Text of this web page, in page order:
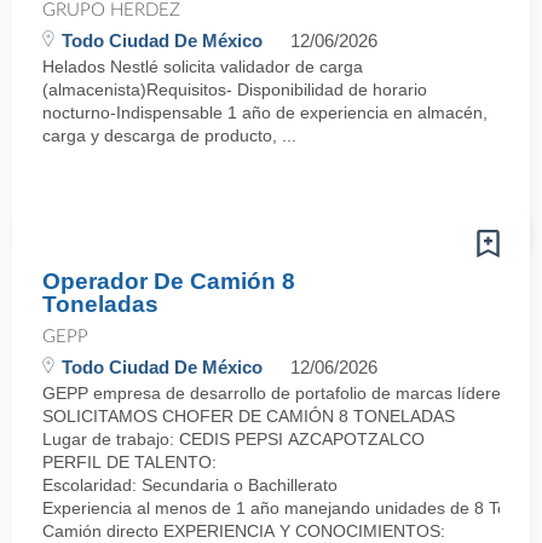
GRUPO HERDEZ
Todo Ciudad De México 12/06/2026
Helados Nestlé solicita validador de carga
(almacenista)Requisitos- Disponibilidad de horario
nocturno-Indispensable 1 año de experiencia en almacén,
carga y descarga de producto, ...
Operador De Camión 8
Toneladas
GEPP
Todo Ciudad De México 12/06/2026
GEPP empresa de desarrollo de portafolio de marcas líderes
SOLICITAMOS CHOFER DE CAMIÓN 8 TONELADAS
Lugar de trabajo: CEDIS PEPSI AZCAPOTZALCO
PERFIL DE TALENTO:
Escolaridad: Secundaria o Bachillerato
Experiencia al menos de 1 año manejando unidades de 8
Camión directo EXPERIENCIA Y CONOCIMIENTOS: